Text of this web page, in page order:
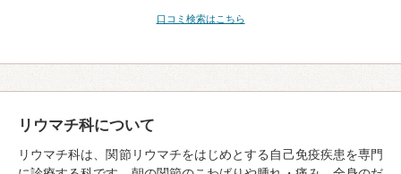
口コミ検索はこちら
リウマチ科について
リウマチ科は、関節リウマチをはじめとする自己免疫疾患を専門